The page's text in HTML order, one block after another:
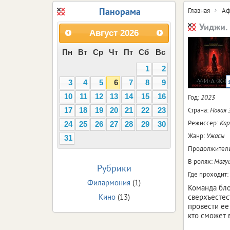
Главная
Уиджи.
Год:2023
Страна:Новая
Режиссер:
Жанр: Ужасы
В ролях:
Где проходит:
Команда
провести
кто сможет
Панорама
Август 2026
Пн Вт Ср Чт Пт Сб
Вс
1
2
3
4 5 6 7 8
9
10
11 12 13 14 15
16
17
18 19 20 21 22
23
24
25 26 27 28 29
30
31
Рубрики
Филармония (1)
Кино(13)